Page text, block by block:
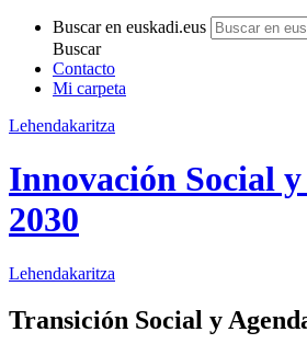
Buscar en euskadi.eus
Buscar
Contacto
Mi carpeta
Lehendakaritza
Innovación Social
2030
Lehendakaritza
Transición Social y